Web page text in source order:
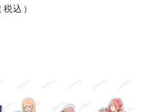
込）